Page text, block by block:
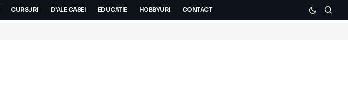
CURSURI D’ALE CASEI EDUCATIE HOBBYURI CONTACT